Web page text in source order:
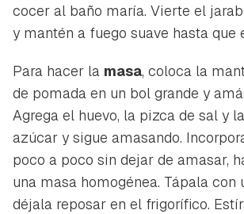
cocer al baño maría. Vierte el
y mantén a fuego suave hasta que
Para hacer la masa, coloca la
de pomada en un bol grande y
Agrega el huevo, la pizca de sal y
azúcar y sigue amasando.
poco a poco sin dejar de amasar,
una masa homogénea. Tápala con
déjala reposar en el frigorífico.